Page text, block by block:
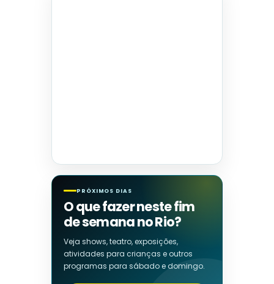
PRÓXIMOS DIAS
O que fazer neste fim
de semana no Rio?
Veja shows, teatro, exposições,
atividades para crianças e outros
programas para sábado e domingo.